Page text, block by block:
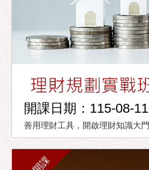
開課日期：115-08-11
善用理財工具，開啟理財知識大門